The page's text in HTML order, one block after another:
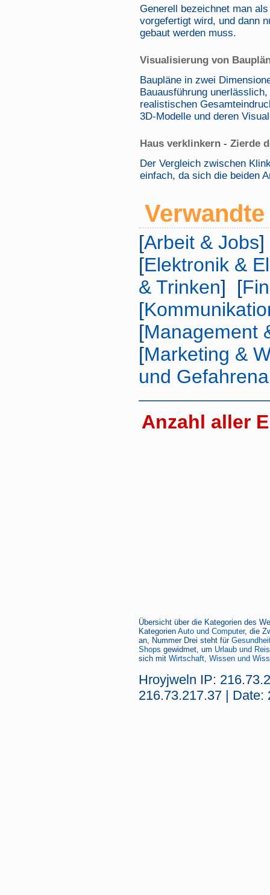
Generell bezeichnet man
vorgefertigt wird, und dann
gebaut werden muss.
Visualisierung von
Baupläne in zwei
Bauausführung
realistischen
3D-Modelle und deren
Haus verklinkern - Zierde
Der Vergleich zwischen
einfach, da sich die beiden
[Arbeit & Jobs
[Elektronik &
& Trinken] [
[
[Management
[Marketing &
und
Anzahl aller
Übersicht über die Kategorien des
Kategorien Auto und Computer, die
an, Nummer Drei steht für
Shops gewidmet, um Urlaub und
sich mit Wirtschaft, Wissen und
Hroyjweln IP:
216.73.217.37 | Date: